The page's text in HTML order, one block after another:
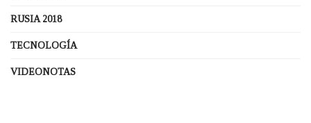
RUSIA 2018
TECNOLOGÍA
VIDEONOTAS